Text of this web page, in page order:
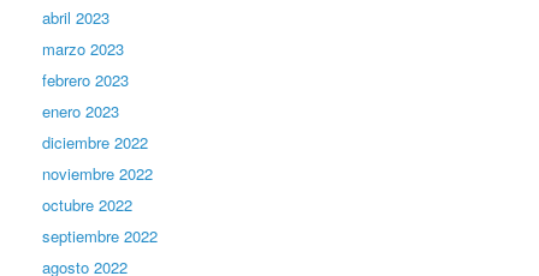
abril 2023
marzo 2023
febrero 2023
enero 2023
diciembre 2022
noviembre 2022
octubre 2022
septiembre 2022
agosto 2022